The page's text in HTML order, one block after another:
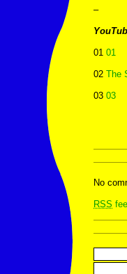
–
01 01
02 The
03 03
No
RSS